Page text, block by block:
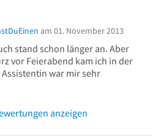
am 01. November 2013
stand schon länger an. Aber
vor Feierabend kam ich in der
war mir sehr
anzeigen